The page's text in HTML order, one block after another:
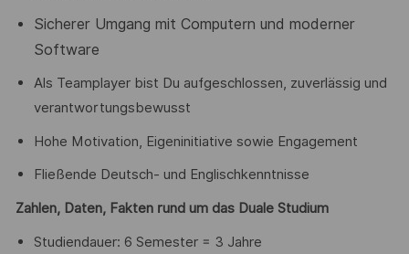
Sicherer Umgang mit Computern und moderner
Software
Als Teamplayer bist Du aufgeschlossen, zuverlässig und
verantwortungsbewusst
Hohe Motivation, Eigeninitiative sowie Engagement
Fließende Deutsch- und Englischkenntnisse
Zahlen, Daten, Fakten rund um das Duale Studium
Studiendauer: 6 Semester = 3 Jahre